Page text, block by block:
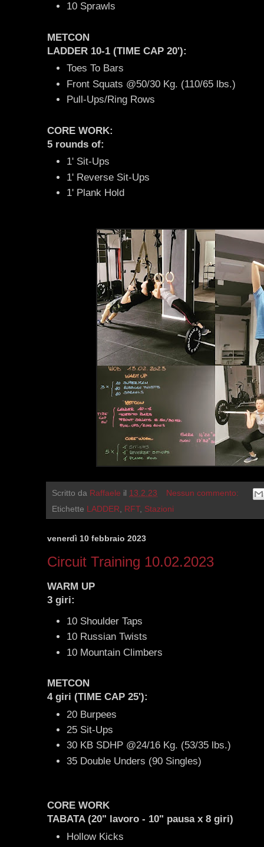
10 Sprawls
METCON
LADDER 10-1 (TIME CAP 20'):
Toes To Bars
Front Squats @50/30 Kg. (110/65 lbs.)
Pull-Ups/Ring Rows
CORE WORK:
5 rounds of:
1' Sit-Ups
1' Reverse Sit-Ups
1' Plank Hold
Scritto da Raffaele il 13.2.23
Nessun commento:
Etichette LADDER RFT, Stazioni
venerdì 10 febbraio 2023
Circuit Training 10.02.2023
WARM UP
3 giri:
10 Shoulder Taps
10 Russian Twists
10 Mountain Climbers
METCON
4 giri (TIME CAP 25'):
20 Burpees
25 Sit-Ups
30 KB SDHP @24/16 Kg. (53/35 lbs.)
35 Double Unders (90 Singles)
CORE WORK
TABATA (20" lavoro - 10" pausa x 8 giri)
Hollow Kicks